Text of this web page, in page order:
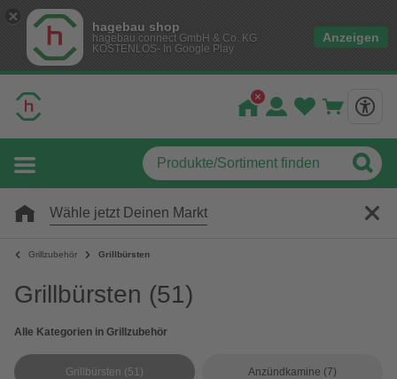
hagebau shop
hagebau connect GmbH & Co. KG
KOSTENLOS- In Google Play
Anzeigen
Wähle jetzt Deinen Markt
Grillzubehör Grillbürsten
Grillbürsten (51)
Alle Kategorien in Grillzubehör
Grillbürsten (51) Anzündkamine (7)